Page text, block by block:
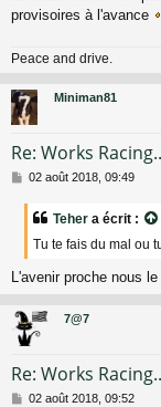
provisoires à l'avance
Peace and drive.
Miniman81
Re: Works
M
g
e
02 août 2018, 09:49
Teher a écrit :
Tu te fais du mal ou
L'avenir proche nous le
7@7
Re: Works
M
02 août 2018, 09:52